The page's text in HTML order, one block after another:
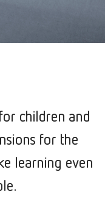
children and
for the
learning even